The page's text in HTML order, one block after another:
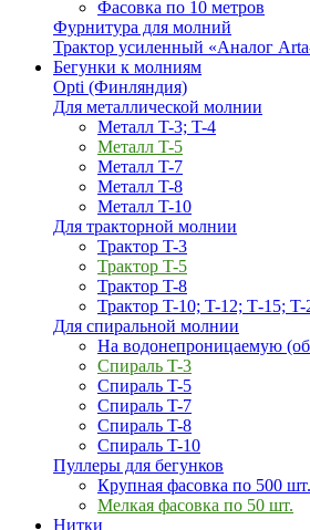
Фасовка по 10 метров
Фурнитура для молний
Трактор усиленный «Аналог
Бегунки к молниям
Opti (Финляндия)
Для металлической молнии
Металл T-3; T-4
Металл T-5
Металл T-7
Металл T-8
Металл T-10
Для тракторной молнии
Трактор T-3
Трактор T-5
Трактор T-8
Трактор T-10; T-12; Т-15; T-
Для спиральной молнии
На водонепроницаемую
Спираль T-3
Спираль T-5
Спираль T-7
Спираль T-8
Спираль T-10
Пуллеры для бегунков
Крупная фасовка по 500 шт.
Мелкая фасовка по 50 шт.
Нитки